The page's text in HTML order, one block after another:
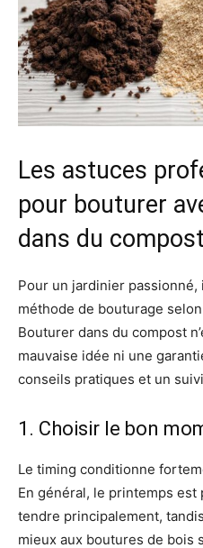
Les astuces
pour bouturer
dans du compost
Pour un jardinier passionné,
méthode de bouturage
Bouturer dans du compost
mauvaise idée ni une
conseils pratiques et un
1. Choisir le bon
Le timing conditionne
En général, le printemps
tendre principalement,
mieux aux boutures de bois